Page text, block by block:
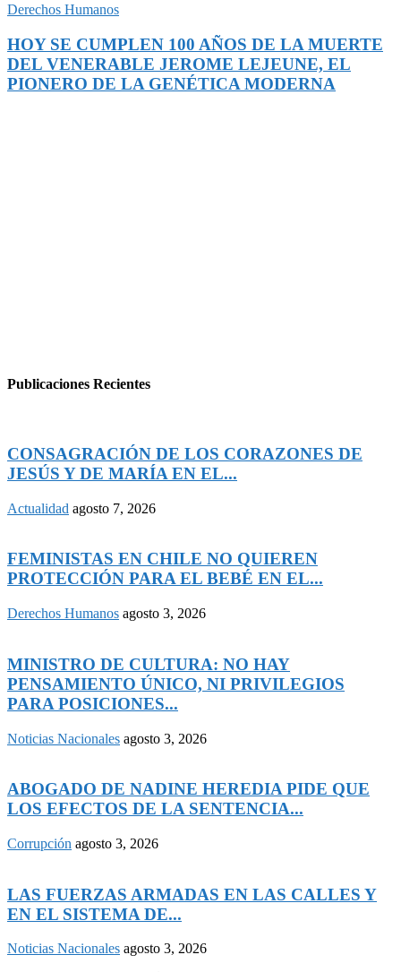
Derechos Humanos
HOY SE CUMPLEN 100 AÑOS DE LA MUERTE
DEL VENERABLE JEROME LEJEUNE, EL
PIONERO DE LA GENÉTICA MODERNA
Publicaciones Recientes
CONSAGRACIÓN DE LOS CORAZONES DE
JESÚS Y DE MARÍA EN EL...
Actualidad agosto 7, 2026
FEMINISTAS EN CHILE NO QUIEREN
PROTECCIÓN PARA EL BEBÉ EN EL...
Derechos Humanos agosto 3, 2026
MINISTRO DE CULTURA: NO HAY
PENSAMIENTO ÚNICO, NI PRIVILEGIOS
PARA POSICIONES...
Noticias Nacionales agosto 3, 2026
ABOGADO DE NADINE HEREDIA PIDE QUE
LOS EFECTOS DE LA SENTENCIA...
Corrupción agosto 3, 2026
LAS FUERZAS ARMADAS EN LAS CALLES Y
EN EL SISTEMA DE...
Noticias Nacionales agosto 3, 2026